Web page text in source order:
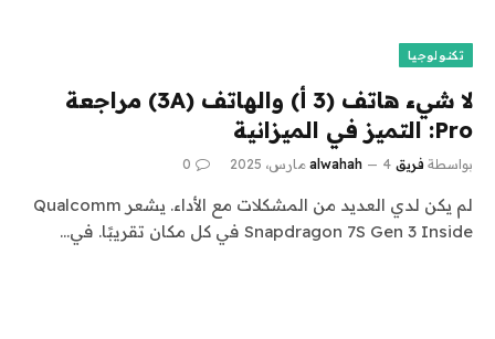
تكنولوجيا
لا شيء هاتف (3 أ) والهاتف (3A) مراجعة
Pro: التميز في الميزانية
بواسطة فريق alwahah 4 مارس، 2025 0
لم يكن لدي العديد من المشكلات مع الأداء. يشعر Qualcomm
Snapdragon 7S Gen 3 Inside في كل مكان تقريبًا. في…